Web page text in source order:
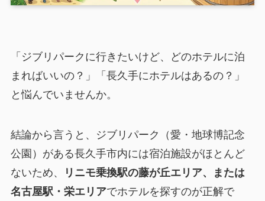
「ジブリパークに行きたいけど、どのホテルに泊
まればいいの？」「長久手にホテルはあるの？」
と悩んでいませんか。
結論から言うと、ジブリパーク（愛・地球博記念
公園）がある長久手市内には宿泊施設がほとんど
ないため、
リニモ乗換駅の藤が丘エリア、または
名古屋駅・栄エリアでホテルを探すのが正解で